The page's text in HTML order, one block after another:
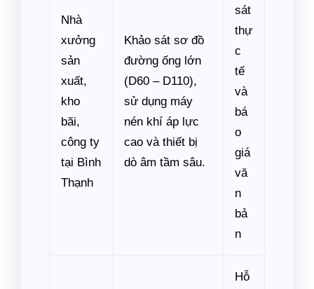
Nhà
xưởng
sản
xuất,
kho
bãi,
công ty
tại Bình
Thạnh
Khảo sát sơ đồ
đường ống lớn
(D60 – D110),
sử dụng máy
nén khí áp lực
cao và thiết bị
dò âm tầm sâu.
sát
thự
c
tế
và
bá
o
giá
vă
n
bả
n
Hỗ